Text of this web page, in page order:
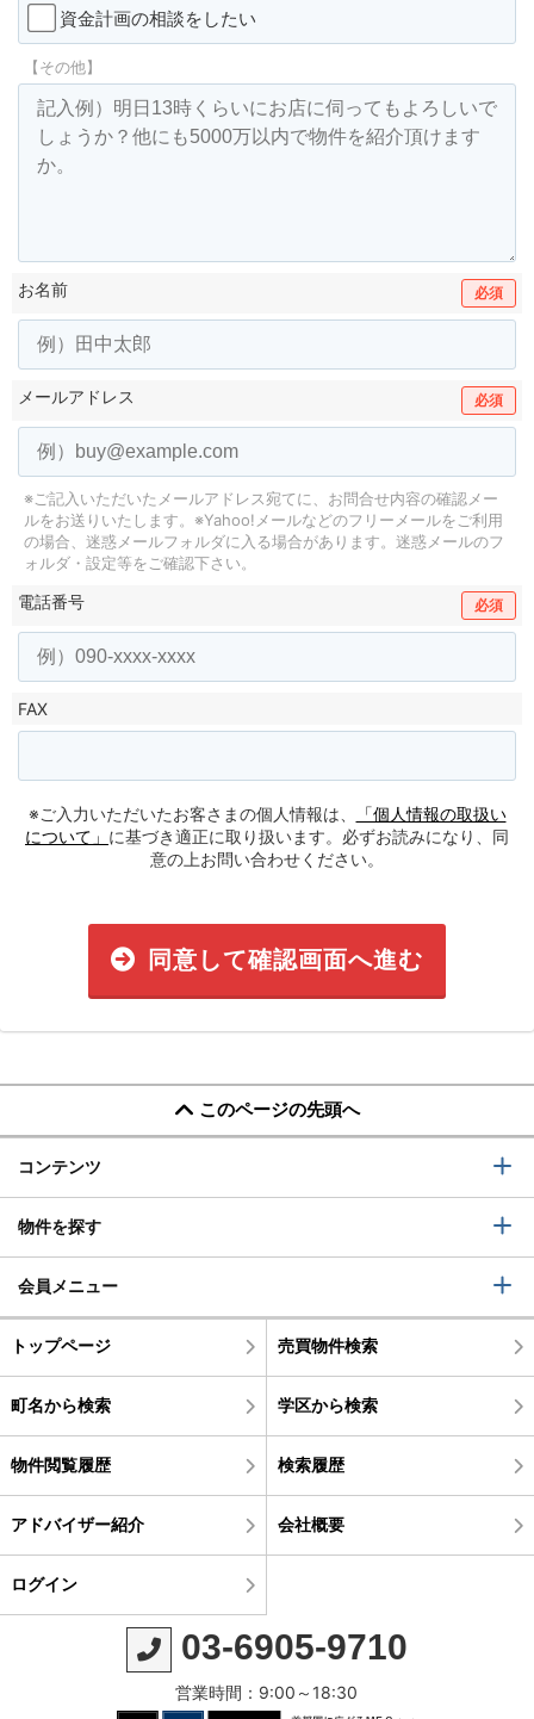
資金計画の相談をしたい
【その他】
お名前 必須
メールアドレス 必須
※ご記入いただいたメールアドレス宛てに、お問合せ内容の確認メー
ルをお送りいたします。 ※Yahoo!メールなどのフリーメールをご利用
の場合、迷惑メールフォルダに入る場合があります。 迷惑メールのフ
ォルダ・設定等をご確認下さい。
電話番号 必須
FAX
※ご入力いただいたお客さまの個人情報は、
「個人情報の取扱い
について」 に基づき適正に取り扱います。必ずお読みになり、同
意の上お問い合わせください。
同意して確認画面へ進む
このページの先頭へ
コンテンツ
物件を探す
会員メニュー
トップページ 売買物件検索
町名から検索 学区から検索
物件閲覧履歴 検索履歴
アドバイザー紹介 会社概要
ログイン
03-6905-9710
営業時間：9:00～18:30